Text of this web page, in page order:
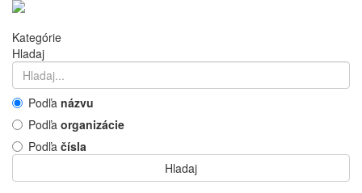
Kategórie
Hladaj
Podľa názvu
Podľa organizácie
Podľa čísla
Hladaj